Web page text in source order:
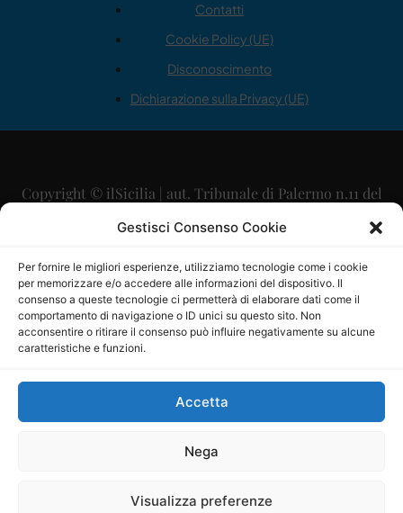
Gestisci Consenso Cookie
Per fornire le migliori esperienze, utilizziamo tecnologie come i cookie
per memorizzare e/o accedere alle informazioni del dispositivo. Il
consenso a queste tecnologie ci permetterà di elaborare dati come il
comportamento di navigazione o ID unici su questo sito. Non
acconsentire o ritirare il consenso può influire negativamente su alcune
caratteristiche e funzioni.
Accetta
Nega
Visualizza preferenze
Contatti
Cookie Policy (UE)
Disconoscimento
Dichiarazione sulla Privacy (UE)
Copyright © ilSicilia | aut. Tribunale di Palermo n.11 del
29/09/2015
Direttore Editoriale: Maurizio Scaglione
Direttore Responsabile: Maria Calabrese
P.IVA: 06334930820
Mercurio Comunicazione Società Cooperativa a r.l. è
iscritta al Registro degli Operatori di Comunicazione al
Sito gestito daLa Digitale srl–info@ladigitale.it